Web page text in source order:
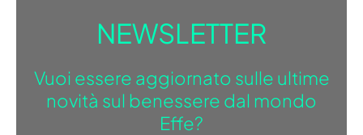
NEWSLETTER
Vuoi essere aggiornato sulle ultime
novità sul benessere dal mondo
Effe?